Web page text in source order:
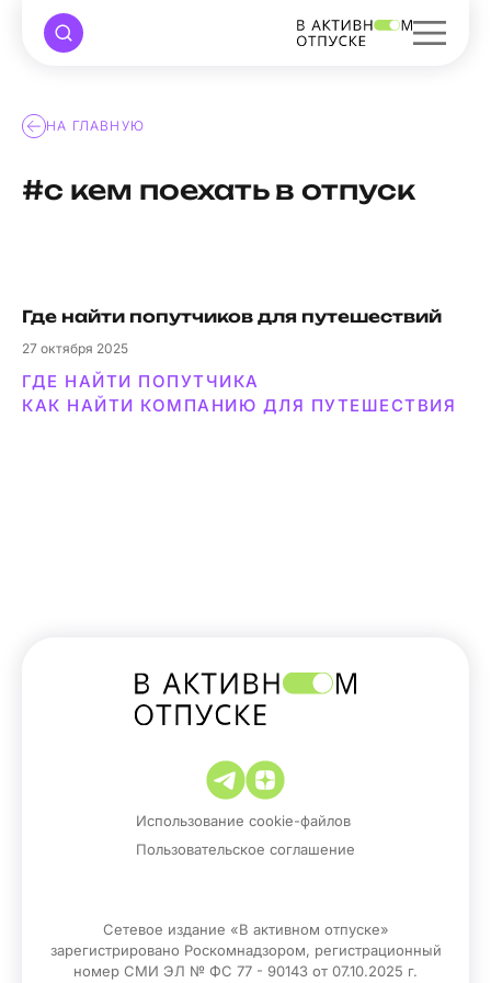
НА ГЛАВНУЮ
#с кем поехать в отпуск
Где найти попутчиков для путешествий
27 октября 2025
ГДЕ НАЙТИ ПОПУТЧИКА
КАК НАЙТИ КОМПАНИЮ ДЛЯ ПУТЕШЕСТВИЯ
Использование cookie-файлов
Пользовательское соглашение
Сетевое издание «В активном отпуске»
зарегистрировано Роскомнадзором, регистрационный
номер СМИ ЭЛ № ФС 77 - 90143 от 07.10.2025 г.